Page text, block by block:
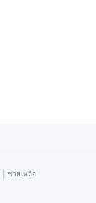
| ช่วยเหลือ